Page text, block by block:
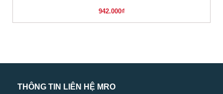
942.000₫
THÔNG TIN LIÊN HỆ MRO